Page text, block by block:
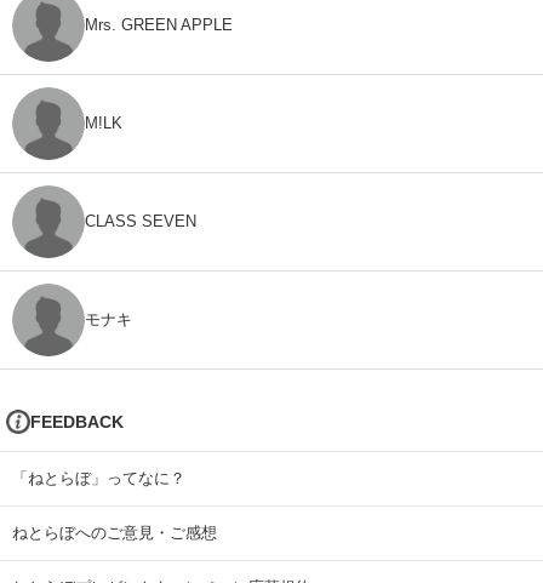
Mrs. GREEN APPLE
M!LK
CLASS SEVEN
モナキ
FEEDBACK
「ねとらぼ」ってなに？
ねとらぼへのご意見・ご感想